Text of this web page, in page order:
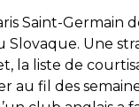
Saint-Germain
Une
la liste de
au fil des